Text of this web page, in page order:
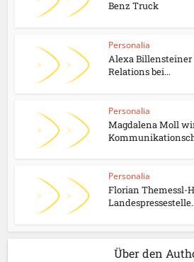
Benz Truck
Personalia
Alexa
Relations bei...
Personalia
Magdalena Moll
Personalia
Florian Themessl-
Über den